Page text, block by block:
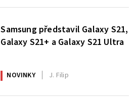
Samsung představil Galaxy S21,
Galaxy S21+ a Galaxy S21 Ultra
NOVINKY J. Filip